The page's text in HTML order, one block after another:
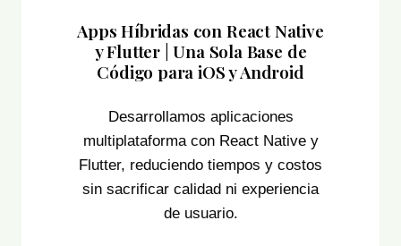
Apps Híbridas con React Native
y Flutter | Una Sola Base de
Código para iOS y Android
Desarrollamos aplicaciones
multiplataforma con React Native y
Flutter, reduciendo tiempos y costos
sin sacrificar calidad ni experiencia
de usuario.